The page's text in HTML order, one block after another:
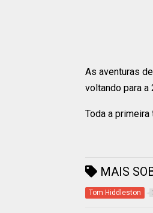
As aventuras
voltando para a
Toda a
MAIS
Tom Hiddleston